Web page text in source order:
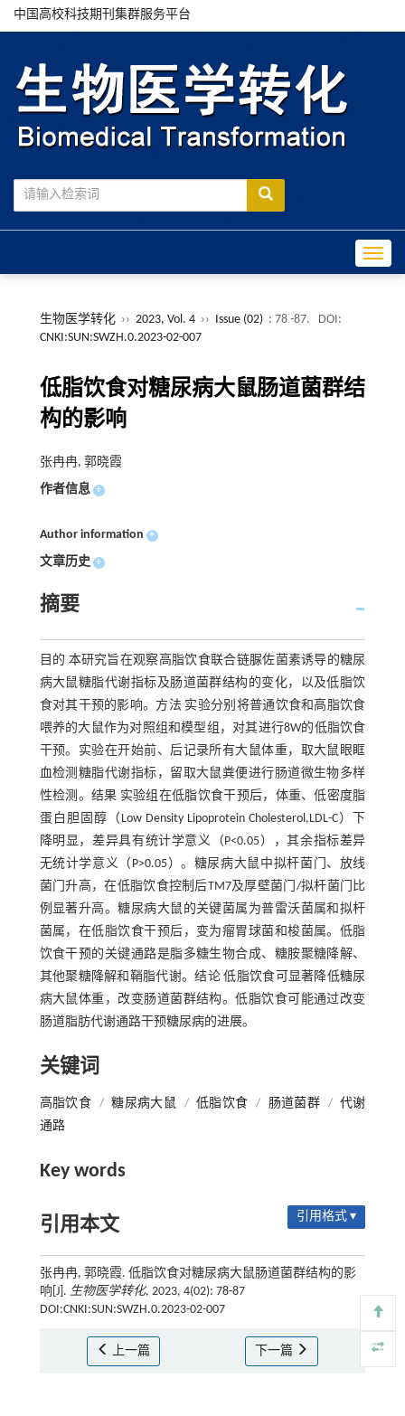
中国高校科技期刊集群服务平台
生物医学转化 ›› 2023, Vol. 4 ›› Issue (02) : 78 -87.
DOI:
CNKI:SUN:SWZH.0.2023-02-007
低脂饮食对糖尿病大鼠肠道菌群结
构的影响
张冉冉, 郭晓霞
作者信息 +
Author information +
文章历史 +
摘要
目的 本研究旨在观察高脂饮食联合链脲佐菌素诱导的糖尿
病大鼠糖脂代谢指标及肠道菌群结构的变化，以及低脂饮
食对其干预的影响。方法 实验分别将普通饮食和高脂饮食
喂养的大鼠作为对照组和模型组，对其进行8W的低脂饮食
干预。实验在开始前、后记录所有大鼠体重，取大鼠眼眶
血检测糖脂代谢指标，留取大鼠粪便进行肠道微生物多样
性检测。结果 实验组在低脂饮食干预后，体重、低密度脂
蛋白胆固醇（Low Density Lipoprotein Cholesterol,LDL-C）下
降明显，差异具有统计学意义（P<0.05），其余指标差异
无统计学意义（P>0.05）。糖尿病大鼠中拟杆菌门、放线
菌门升高，在低脂饮食控制后TM7及厚壁菌门/拟杆菌门比
例显著升高。糖尿病大鼠的关键菌属为普雷沃菌属和拟杆
菌属，在低脂饮食干预后，变为瘤胃球菌和梭菌属。低脂
饮食干预的关键通路是脂多糖生物合成、糖胺聚糖降解、
其他聚糖降解和鞘脂代谢。结论 低脂饮食可显著降低糖尿
病大鼠体重，改变肠道菌群结构。低脂饮食可能通过改变
肠道脂肪代谢通路干预糖尿病的进展。
关键词
高脂饮食 / 糖尿病大鼠 / 低脂饮食 / 肠道菌群 / 代谢
通路
Key words
引用本文 引用格式 ▾
张冉冉, 郭晓霞. 低脂饮食对糖尿病大鼠肠道菌群结构的影
响[J]. 生物医学转化, 2023, 4(02): 78-87
DOI:CNKI:SUN:SWZH.0.2023-02-007
上一篇 下一篇